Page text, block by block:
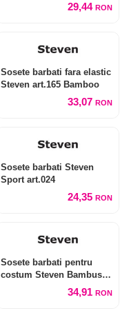
29,44 RON
Sosete barbati fara elastic
Steven art.165 Bamboo
33,07 RON
Sosete barbati Steven
Sport art.024
24,35 RON
Sosete barbati pentru
costum Steven Bambus
34,91 RON